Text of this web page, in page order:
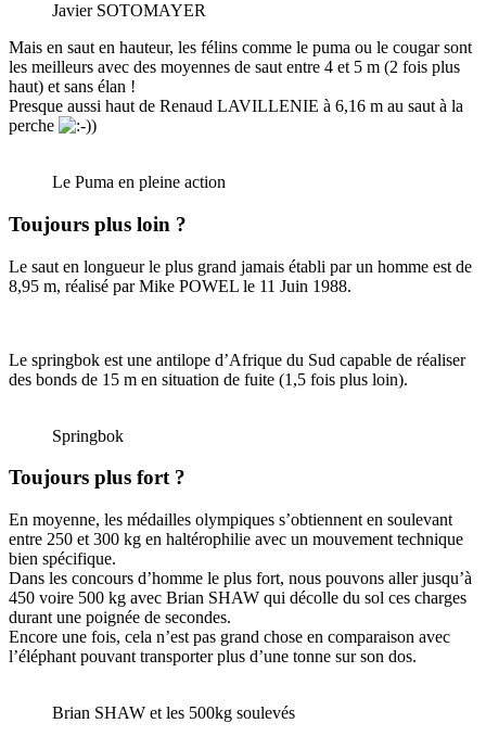
Javier SOTOMAYER
Mais en saut en hauteur, les félins comme le puma ou le cougar sont
les meilleurs avec des moyennes de saut entre 4 et 5 m (2 fois plus
haut) et sans élan !
Presque aussi haut de Renaud LAVILLENIE à 6,16 m au saut à la
perche
Le Puma en pleine action
Toujours plus loin ?
Le saut en longueur le plus grand jamais établi par un homme est de
8,95 m, réalisé par Mike POWEL le 11 Juin 1988.
Le springbok est une antilope d’Afrique du Sud capable de réaliser
des bonds de 15 m en situation de fuite (1,5 fois plus loin).
Springbok
Toujours plus fort ?
En moyenne, les médailles olympiques s’obtiennent en soulevant
entre 250 et 300 kg en haltérophilie avec un mouvement technique
bien spécifique.
Dans les concours d’homme le plus fort, nous pouvons aller jusqu’à
450 voire 500 kg avec Brian SHAW qui décolle du sol ces charges
durant une poignée de secondes.
Encore une fois, cela n’est pas grand chose en comparaison avec
l’éléphant pouvant transporter plus d’une tonne sur son dos.
Brian SHAW et les 500kg soulevés